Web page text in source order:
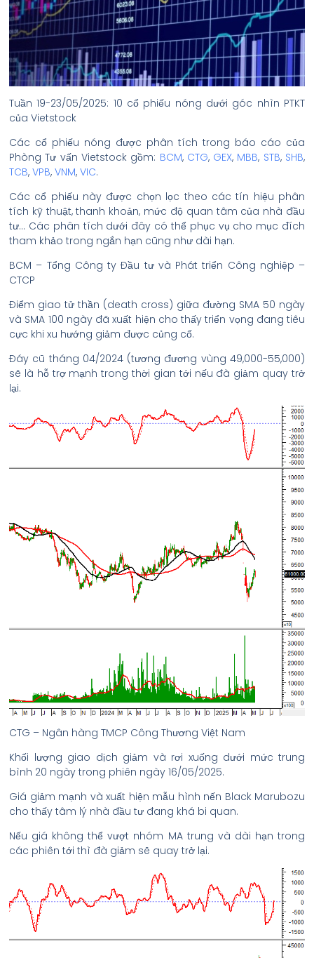
Tuần 19-23/05/2025: 10 cổ phiếu nóng dưới góc nhìn PTKT
của Vietstock
Các cổ phiếu nóng được phân tích trong báo cáo của
Phòng Tư vấn Vietstock gồm: BCM, CTG, GEX, MBB, STB, SHB,
TCB, VPB, VNM, VIC.
Các cổ phiếu này được chọn lọc theo các tín hiệu phân
tích kỹ thuật, thanh khoản, mức độ quan tâm của nhà đầu
tư… Các phân tích dưới đây có thể phục vụ cho mục đích
tham khảo trong ngắn hạn cũng như dài hạn.
BCM – Tổng Công ty Đầu tư và Phát triển Công nghiệp –
CTCP
Điểm giao tử thần (death cross) giữa đường SMA 50 ngày
và SMA 100 ngày đã xuất hiện cho thấy triển vọng đang tiêu
cực khi xu hướng giảm được củng cố.
Đáy cũ tháng 04/2024 (tương đương vùng 49,000-55,000)
sẽ là hỗ trợ mạnh trong thời gian tới nếu đà giảm quay trở
lại.
CTG – Ngân hàng TMCP Công Thương Việt Nam
Khối lượng giao dịch giảm và rơi xuống dưới mức trung
bình 20 ngày trong phiên ngày 16/05/2025.
Giá giảm mạnh và xuất hiện mẫu hình nến Black Marubozu
cho thấy tâm lý nhà đầu tư đang khá bi quan.
Nếu giá không thể vượt nhóm MA trung và dài hạn trong
các phiên tới thì đà giảm sẽ quay trở lại.